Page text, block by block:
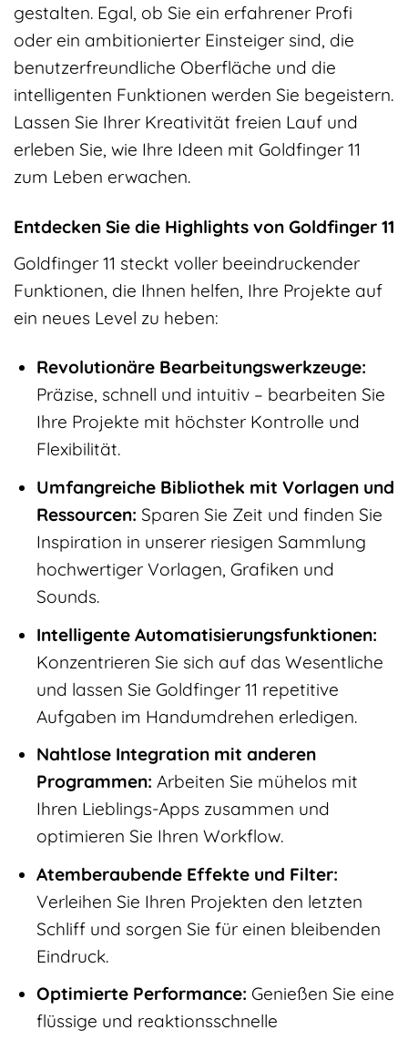
gestalten. Egal, ob Sie ein erfahrener Profi
oder ein ambitionierter Einsteiger sind, die
benutzerfreundliche Oberfläche und die
intelligenten Funktionen werden Sie begeistern.
Lassen Sie Ihrer Kreativität freien Lauf und
erleben Sie, wie Ihre Ideen mit Goldfinger 11
zum Leben erwachen.
Entdecken Sie die Highlights von Goldfinger 11
Goldfinger 11 steckt voller beeindruckender
Funktionen, die Ihnen helfen, Ihre Projekte auf
ein neues Level zu heben:
Revolutionäre Bearbeitungswerkzeuge:
Präzise, schnell und intuitiv – bearbeiten Sie
Ihre Projekte mit höchster Kontrolle und
Flexibilität.
Umfangreiche Bibliothek mit Vorlagen und
Ressourcen: Sparen Sie Zeit und finden Sie
Inspiration in unserer riesigen Sammlung
hochwertiger Vorlagen, Grafiken und
Sounds.
Intelligente Automatisierungsfunktionen:
Konzentrieren Sie sich auf das Wesentliche
und lassen Sie Goldfinger 11 repetitive
Aufgaben im Handumdrehen erledigen.
Nahtlose Integration mit anderen
Programmen: Arbeiten Sie mühelos mit
Ihren Lieblings-Apps zusammen und
optimieren Sie Ihren Workflow.
Atemberaubende Effekte und Filter:
Verleihen Sie Ihren Projekten den letzten
Schliff und sorgen Sie für einen bleibenden
Eindruck.
Optimierte Performance: Genießen Sie eine
flüssige und reaktionsschnelle